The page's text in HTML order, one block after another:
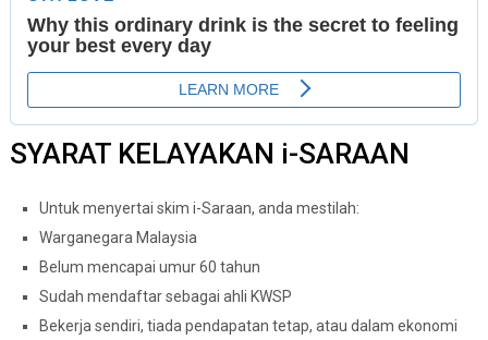
SYARAT KELAYAKAN i-SARAAN
Untuk menyertai skim i-Saraan, anda mestilah:
Warganegara Malaysia
Belum mencapai umur 60 tahun
Sudah mendaftar sebagai ahli KWSP
Bekerja sendiri, tiada pendapatan tetap, atau dalam ekonomi